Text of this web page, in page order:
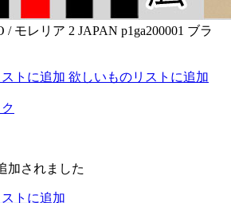
欲しいものリストに追加
加されました